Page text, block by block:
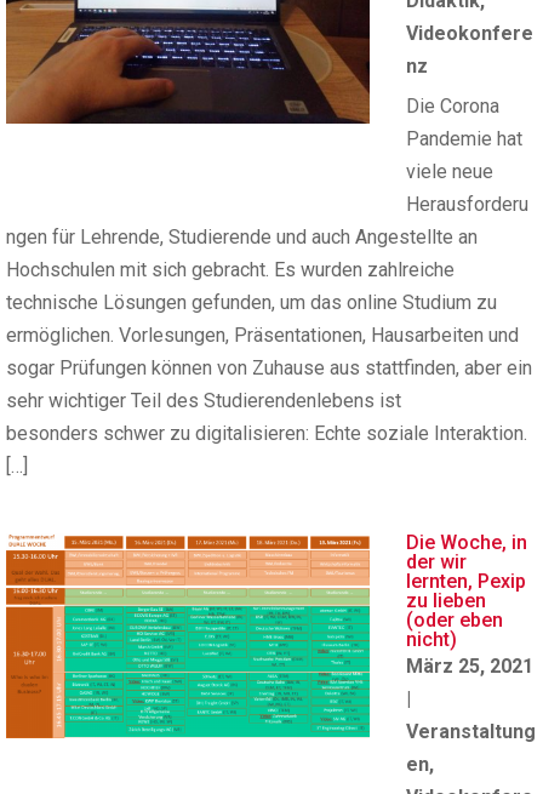
Videokonfere
nz
Die Corona
Pandemie hat
viele neue
Herausforderu
ngen für Lehrende, Studierende und auch Angestellte an
Hochschulen mit sich gebracht. Es wurden zahlreiche
technische Lösungen gefunden, um das online Studium zu
ermöglichen. Vorlesungen, Präsentationen, Hausarbeiten und
sogar Prüfungen können von Zuhause aus stattfinden, aber ein
sehr wichtiger Teil des Studierendenlebens ist
besonders schwer zu digitalisieren: Echte soziale Interaktion.
[…]
Die Woche, in
der wir
lernten, Pexip
zu lieben
(oder eben
nicht)
März 25, 2021
|
Veranstaltung
en,